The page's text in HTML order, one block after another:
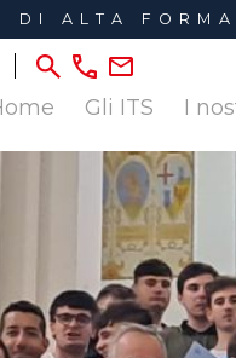
DI ALTA
Gli ITS I